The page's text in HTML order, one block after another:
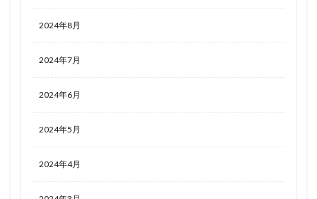
2024年8月
2024年7月
2024年6月
2024年5月
2024年4月